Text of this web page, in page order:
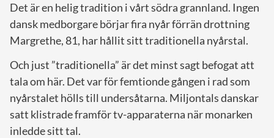
Det är en helig tradition i vårt södra grannland. Ingen
dansk medborgare börjar fira nyår förrän drottning
Margrethe, 81, har hållit sitt traditionella nyårstal.
Och just ”traditionella” är det minst sagt befogat att
tala om här. Det var för femtionde gången i rad som
nyårstalet hölls till undersåtarna. Miljontals danskar
satt klistrade framför tv-apparaterna när monarken
inledde sitt tal.